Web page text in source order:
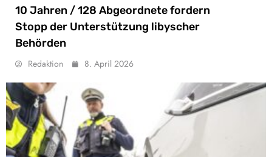
10 Jahren / 128 Abgeordnete fordern
Stopp der Unterstützung libyscher
Behörden
Redaktion 8. April 2026